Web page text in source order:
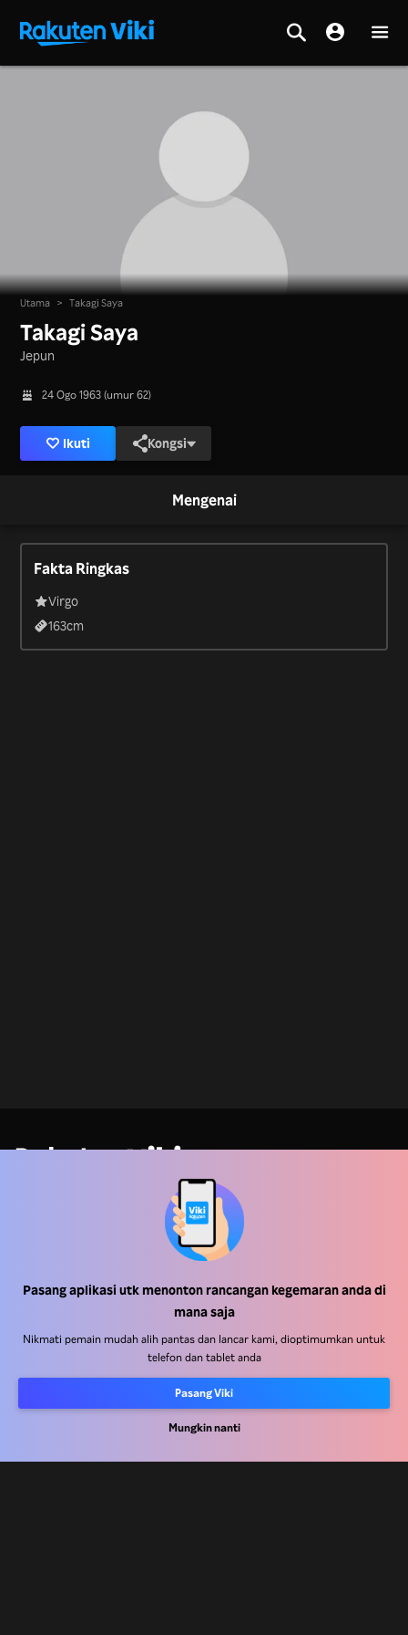
Pasang aplikasi utk menonton rancangan kegemaran anda di
mana saja
Nikmati pemain mudah alih pantas dan lancar kami, dioptimumkan untuk
telefon dan tablet anda
Pasang Viki
Mungkin nanti
Utama > Takagi Saya
Takagi Saya
Jepun
24 Ogo 1963 (umur 62)
Ikuti Kongsi
Mengenai
Fakta Ringkas
Virgo
163cm
Pusat Bantuan
Pusat Akhbar
Terma Penggunaan